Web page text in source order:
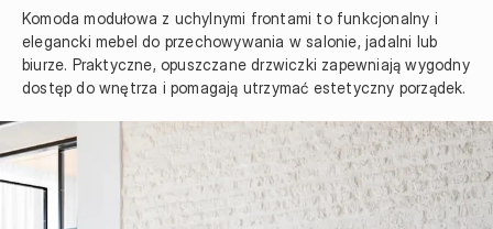
Komoda modułowa z uchylnymi frontami to funkcjonalny i
elegancki mebel do przechowywania w salonie, jadalni lub
biurze. Praktyczne, opuszczane drzwiczki zapewniają wygodny
dostęp do wnętrza i pomagają utrzymać estetyczny porządek.